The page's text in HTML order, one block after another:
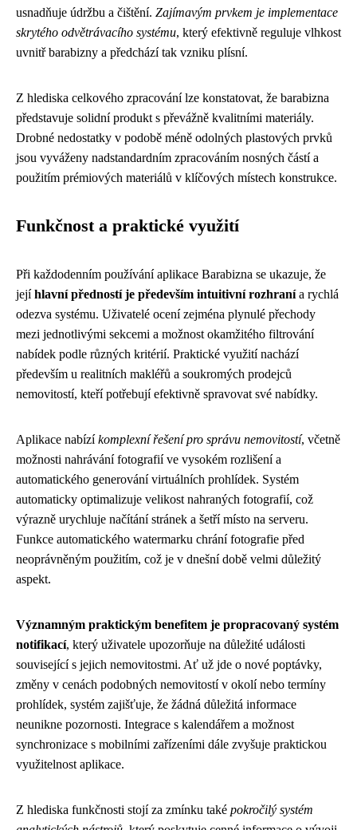
usnadňuje údržbu a čištění. Zajímavým prvkem je implementace
skrytého odvětrávacího systému, který efektivně reguluje vlhkost
uvnitř barabizny a předchází tak vzniku plísní.
Z hlediska celkového zpracování lze konstatovat, že barabizna
představuje solidní produkt s převážně kvalitními materiály.
Drobné nedostatky v podobě méně odolných plastových prvků
jsou vyváženy nadstandardním zpracováním nosných částí a
použitím prémiových materiálů v klíčových místech konstrukce.
Funkčnost a praktické využití
Při každodenním používání aplikace Barabizna se ukazuje, že
jejíhlavní předností je především intuitivní rozhranía rychlá
odezva systému. Uživatelé ocení zejména plynulé přechody
mezi jednotlivými sekcemi a možnost okamžitého filtrování
nabídek podle různých kritérií. Praktické využití nachází
především u realitních makléřů a soukromých prodejců
nemovitostí, kteří potřebují efektivně spravovat své nabídky.
Aplikace nabízíkomplexní řešení pro správu nemovitostí, včetně
možnosti nahrávání fotografií ve vysokém rozlišení a
automatického generování virtuálních prohlídek. Systém
automaticky optimalizuje velikost nahraných fotografií, což
výrazně urychluje načítání stránek a šetří místo na serveru.
Funkce automatického watermarku chrání fotografie před
neoprávněným použitím, což je v dnešní době velmi důležitý
aspekt.
Významným praktickým benefitem je propracovaný systém
notifikací, který uživatele upozorňuje na důležité události
související s jejich nemovitostmi. Ať už jde o nové poptávky,
změny v cenách podobných nemovitostí v okolí nebo termíny
prohlídek, systém zajišťuje, že žádná důležitá informace
neunikne pozornosti. Integrace s kalendářem a možnost
synchronizace s mobilními zařízeními dále zvyšuje praktickou
využitelnost aplikace.
Z hlediska funkčnosti stojí za zmínku také pokročilý systém